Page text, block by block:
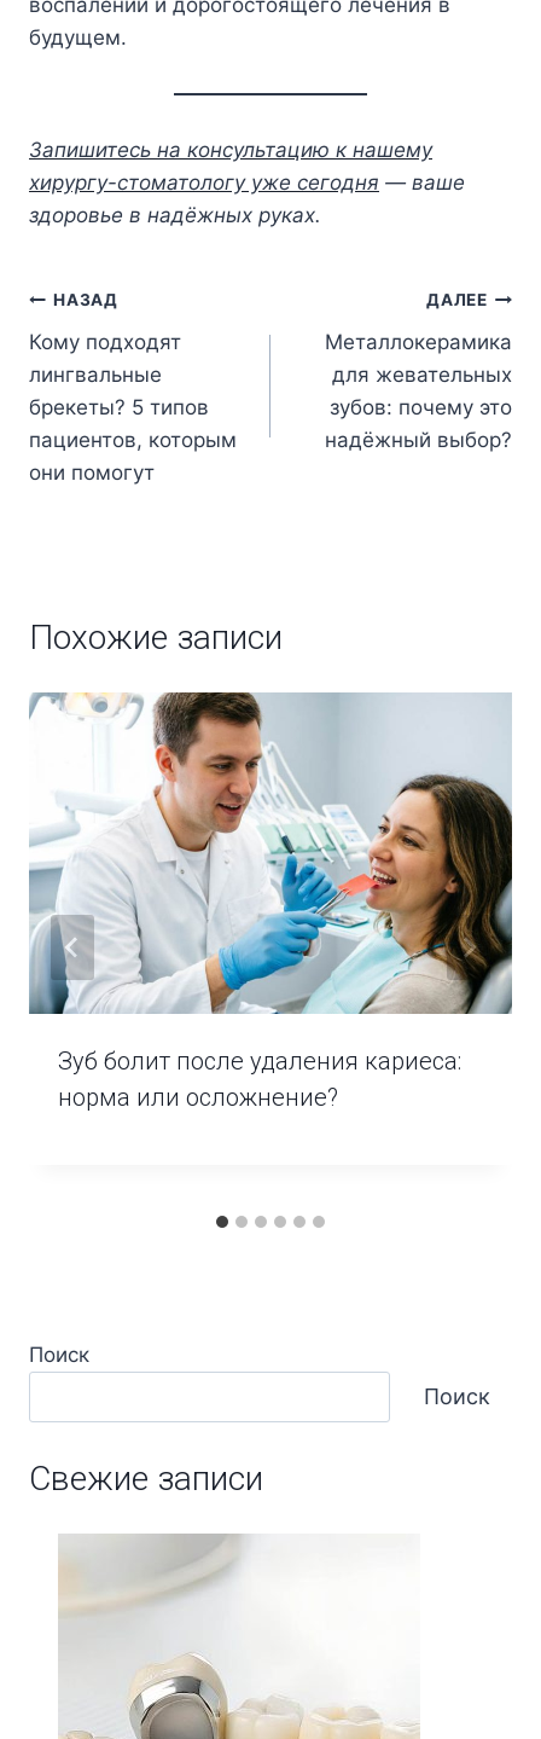
будущем.
Запишитесь на консультацию к нашему
хирургу-стоматологу уже сегодня — ваше
здоровье в надёжных руках.
НАЗАД
Кому подходят
лингвальные
брекеты? 5 типов
пациентов, которым
они помогут
ДАЛЕЕ
Металлокерамика
для жевательных
зубов: почему это
надёжный выбор?
Похожие записи
Зуб болит после удаления кариеса:
норма или осложнение?
Поиск
Поиск
Свежие записи